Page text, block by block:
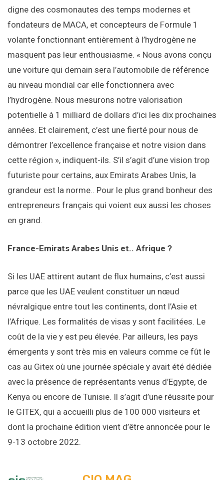
digne des cosmonautes des temps modernes et
fondateurs de MACA, et concepteurs de Formule 1
volante fonctionnant entièrement à l’hydrogène ne
masquent pas leur enthousiasme. « Nous avons conçu
une voiture qui demain sera l’automobile de référence
au niveau mondial car elle fonctionnera avec
l’hydrogène. Nous mesurons notre valorisation
potentielle à 1 milliard de dollars d’ici les dix prochaines
années. Et clairement, c’est une fierté pour nous de
démontrer l’excellence française et notre vision dans
cette région », indiquent-ils. S’il s’agit d’une vision trop
futuriste pour certains, aux Emirats Arabes Unis, la
grandeur est la norme.. Pour le plus grand bonheur des
entrepreneurs français qui voient eux aussi les choses
en grand.
France-Emirats Arabes Unis et.. Afrique ?
Si les UAE attirent autant de flux humains, c’est aussi
parce que les UAE veulent constituer un nœud
névralgique entre tout les continents, dont l’Asie et
l’Afrique. Les formalités de visas y sont facilitées. Le
coût de la vie y est peu élevée. Par ailleurs, les pays
émergents y sont très mis en valeurs comme ce fût le
cas au Gitex où une journée spéciale y avait été dédiée
avec la présence de représentants venus d’Egypte, de
Kenya ou encore de Tunisie. Il s’agit d’une réussite pour
le GITEX, qui a accueilli plus de 100 000 visiteurs et
dont la prochaine édition vient d’être annoncée pour le
9-13 octobre 2022.